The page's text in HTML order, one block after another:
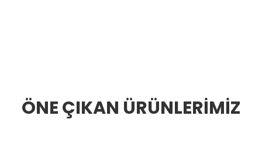
ÖNE ÇIKAN ÜRÜNLERİMİZ